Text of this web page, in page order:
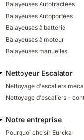
Balayeuses Autotractées
Balayeuses Autoportées
Balayeuses à batterie
Balayeuses à moteur
Balayeuses manuelles
Nettoyeur Escalator
Nettoyage d'escaliers
Nettoyage d'escaliers -
Notre entreprise
Pourquoi choisir Eureka